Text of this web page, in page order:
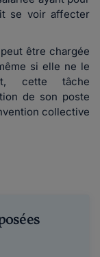
se voir affecter
être chargée
si elle ne le
cette tâche
de son poste
collective